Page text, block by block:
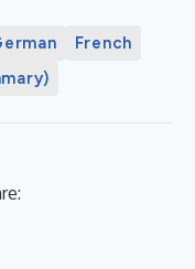
French